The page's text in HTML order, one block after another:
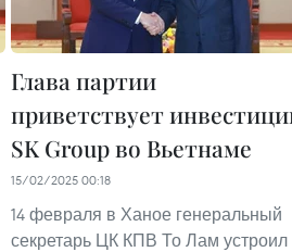
Глава партии
приветствует
SK Group во Вьетнаме
15/02/2025 00:18
14 февраля в Ханое генеральный
секретарь ЦК КПВ То Лам устроил